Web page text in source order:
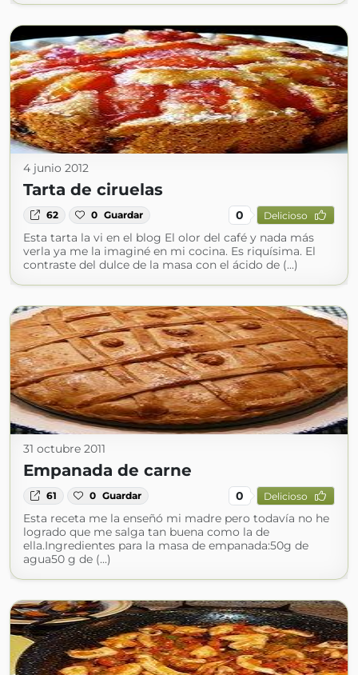
4 junio 2012
Tarta de ciruelas
62 0 Guardar 0 Delicioso
Esta tarta la vi en el blog El olor del café y nada más
verla ya me la imaginé en mi cocina. Es riquísima. El
contraste del dulce de la masa con el ácido de (...)
31 octubre 2011
Empanada de carne
61 0 Guardar 0 Delicioso
Esta receta me la enseñó mi madre pero todavía no he
logrado que me salga tan buena como la de
ella.Ingredientes para la masa de empanada:50g de
agua50 g de (...)